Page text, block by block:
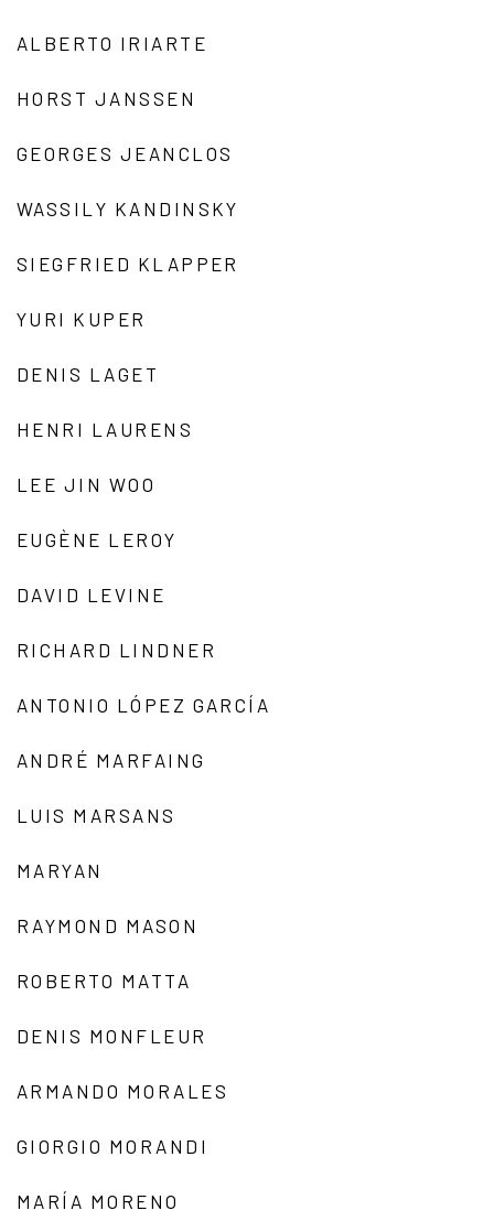
ALBERTO IRIARTE
HORST JANSSEN
GEORGES JEANCLOS
WASSILY KANDINSKY
SIEGFRIED KLAPPER
YURI KUPER
DENIS LAGET
HENRI LAURENS
LEE JIN WOO
EUGÈNE LEROY
DAVID LEVINE
RICHARD LINDNER
ANTONIO LÓPEZ GARCÍA
ANDRÉ MARFAING
LUIS MARSANS
MARYAN
RAYMOND MASON
ROBERTO MATTA
DENIS MONFLEUR
ARMANDO MORALES
GIORGIO MORANDI
MARÍA MORENO